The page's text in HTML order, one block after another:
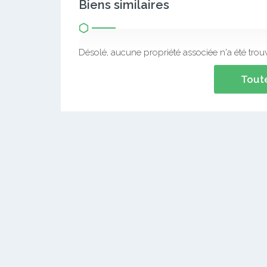
Biens similaires
Désolé, aucune propriété associée n'a été